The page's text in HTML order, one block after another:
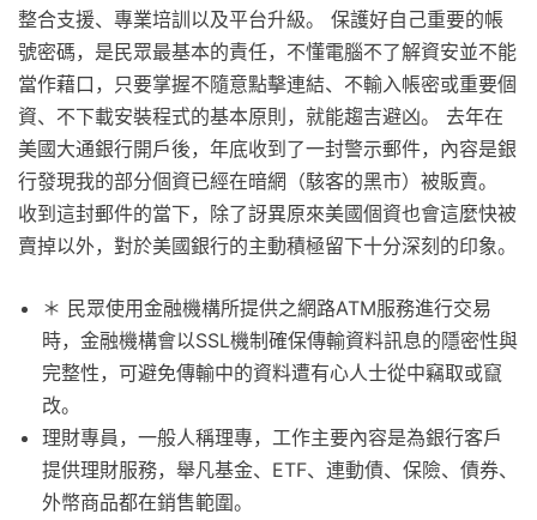
整合支援、專業培訓以及平台升級。 保護好自己重要的帳
號密碼，是民眾最基本的責任，不懂電腦不了解資安並不能
當作藉口，只要掌握不隨意點擊連結、不輸入帳密或重要個
資、不下載安裝程式的基本原則，就能趨吉避凶。 去年在
美國大通銀行開戶後，年底收到了一封警示郵件，內容是銀
行發現我的部分個資已經在暗網（駭客的黑市）被販賣。
收到這封郵件的當下，除了訝異原來美國個資也會這麼快被
賣掉以外，對於美國銀行的主動積極留下十分深刻的印象。
＊ 民眾使用金融機構所提供之網路ATM服務進行交易
時，金融機構會以SSL機制確保傳輸資料訊息的隱密性與
完整性，可避免傳輸中的資料遭有心人士從中竊取或竄
改。
理財專員，一般人稱理專，工作主要內容是為銀行客戶
提供理財服務，舉凡基金、ETF、連動債、保險、債券、
外幣商品都在銷售範圍。